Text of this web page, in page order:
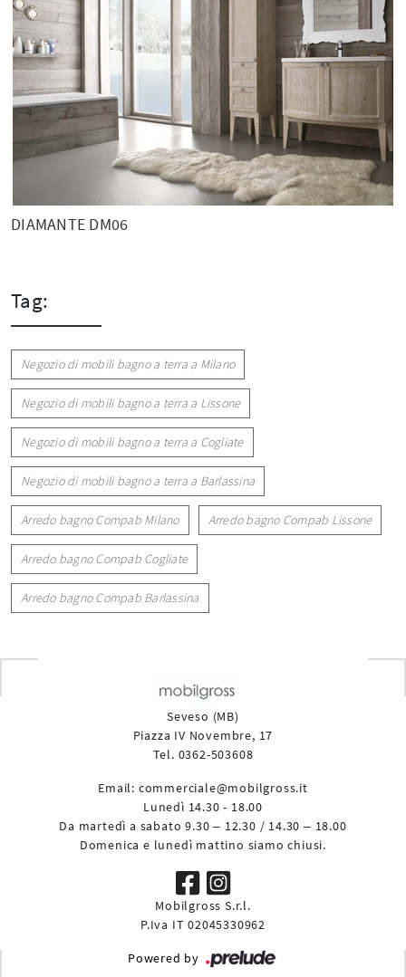
DIAMANTE DM06
Tag:
Negozio di mobili bagno a terra a Milano
Negozio di mobili bagno a terra a Lissone
Negozio di mobili bagno a terra a Cogliate
Negozio di mobili bagno a terra a Barlassina
Arredo bagno Compab Milano Arredo bagno Compab Lissone
Arredo bagno Compab Cogliate
Arredo bagno Compab Barlassina
Seveso (MB)
Piazza IV Novembre, 17
Tel. 0362-503608
Email: commerciale@mobilgross.it
Lunedì 14.30 - 18.00
Da martedì a sabato 9.30 – 12.30 / 14.30 – 18.00
Domenica e lunedì mattino siamo chiusi.
Mobilgross S.r.l.
P.Iva IT 02045330962
Powered by